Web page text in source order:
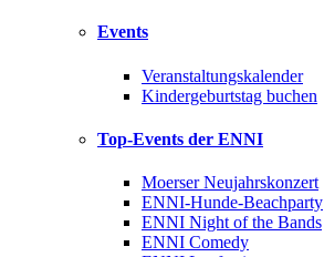
Events
Veranstaltungskalender
Kindergeburtstag buchen
Top-Events der ENNI
Moerser Neujahrskonzert
ENNI-Hunde-Beachparty
ENNI Night of the Bands
ENNI Comedy